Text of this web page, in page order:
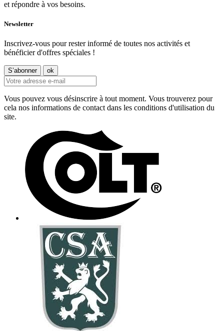
et répondre à vos besoins.
Newsletter
Inscrivez-vous pour rester informé de toutes nos activités et
bénéficier d'offres spéciales !
Vous pouvez vous désinscrire à tout moment. Vous trouverez pour
cela nos informations de contact dans les conditions d'utilisation du
site.